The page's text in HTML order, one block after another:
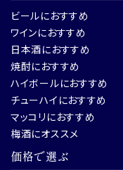
ビールにおすすめ
ワインにおすすめ
日本酒におすすめ
焼酎におすすめ
ハイボールにおすすめ
チューハイにおすすめ
マッコリにおすすめ
梅酒にオススメ
価格で選ぶ